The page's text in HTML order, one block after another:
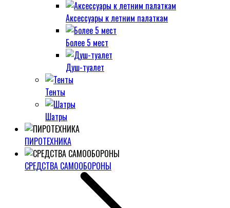
Аксессуары к летним палаткам
Более 5 мест
Душ-туалет
Тенты
Шатры
ПИРОТЕХНИКА
СРЕДСТВА САМООБОРОНЫ